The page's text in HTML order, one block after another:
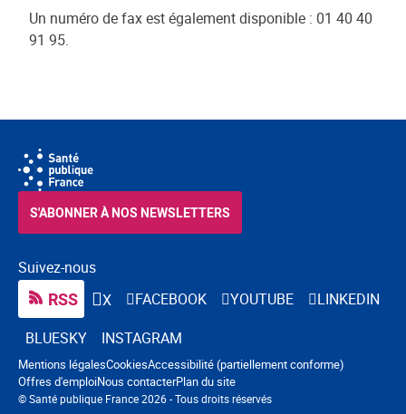
Un numéro de fax est également disponible : 01 40 40
91 95.
Suivez-nous
RSS X FACEBOOK YOUTUBE
LINKEDIN
BLUESKY
INSTAGRAM
S'ABONNER À NOS NEWSLETTERS
© Santé publique France 2026 - Tous droits réservés
Navigation pied de page
Mentions légalesCookiesAccessibilité (partiellement conforme)
Offres d'emploiNous contacterPlan du site